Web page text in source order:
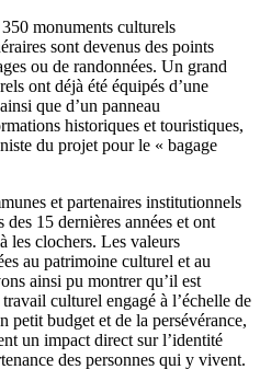
monuments culturels
sont devenus des points
ou de randonnées. Un grand
ont déjà été équipés d’une
que d’un panneau
historiques et touristiques,
du projet pour le « bagage
et partenaires institutionnels
15 dernières années et ont
les clochers. Les valeurs
au patrimoine culturel et au
ainsi pu montrer qu’il est
culturel engagé à l’échelle de
petit budget et de la persévérance,
un impact direct sur l’identité
des personnes qui y vivent.